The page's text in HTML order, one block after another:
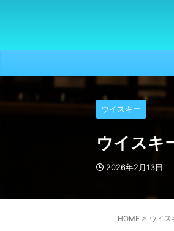
ウイスキー
ウイスキ
2026年2月13日
HOME > ウイス